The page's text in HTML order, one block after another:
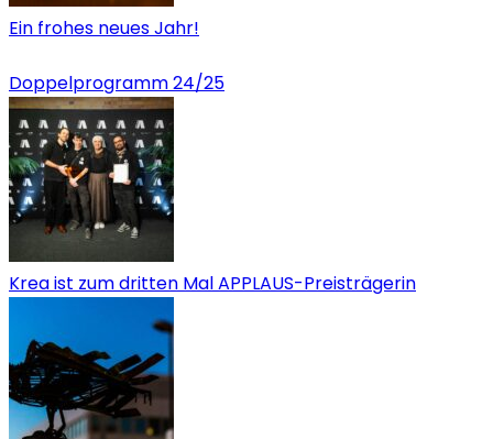
Ein frohes neues Jahr!
Doppelprogramm 24/25
Krea ist zum dritten Mal APPLAUS-Preisträgerin